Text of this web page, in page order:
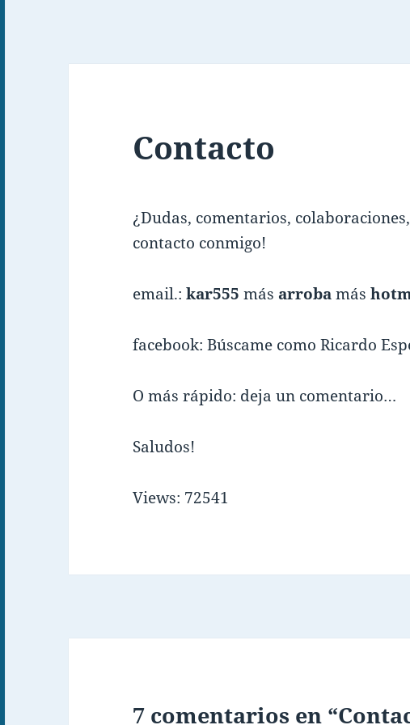
Contacto
¿Dudas, comentarios,
contacto conmigo!
email.:kar555 más arrobamás
facebook: Búscame como Ricardo
O más rápido: deja un comentario…
Saludos!
Views: 72541
7 comentarios en